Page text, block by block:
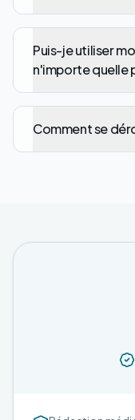
Puis-je utiliser
n'importe quelle
Comment se